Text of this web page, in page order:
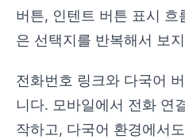
버튼, 인텐트 버튼 표시
은 선택지를 반복해서 보
전화번호 링크와 다국어
니다. 모바일에서 전화 연
작하고, 다국어 환경에서